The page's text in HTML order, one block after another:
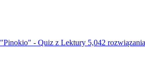
"Pinokio" - Quiz z Lektury 5,042 rozwiązania